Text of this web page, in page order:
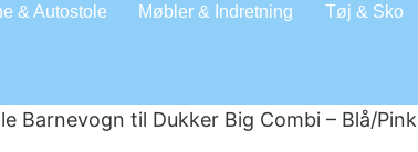
& Autostole Møbler & Indretning Tøj & Sko
Barnevogn til Dukker Big Combi – Blå/Pink